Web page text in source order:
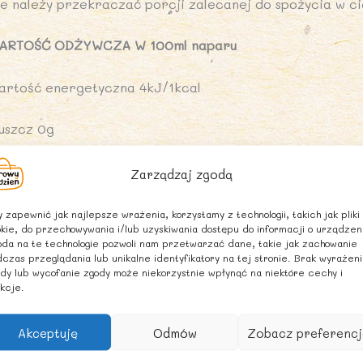
Zarządzaj zgodą
zapewnić jak najlepsze wrażenia, korzystamy z technologii, takich jak pliki
do przechowywania i/lub uzyskiwania dostępu do informacji o
na te technologie pozwoli nam przetwarzać dane, takie jak zachowanie
przeglądania lub unikalne identyfikatory na tej stronie. Brak
lub wycofanie zgody może niekorzystnie wpłynąć na niektóre cechy i
Akceptuję Odmów Zobacz
ODŻYWCZA W 100ml naparu
energetyczna 4kJ/1kcal
0g
kwasy tłuszczowe nasycone 0g
0,2g
cukry 0g
0g
0g